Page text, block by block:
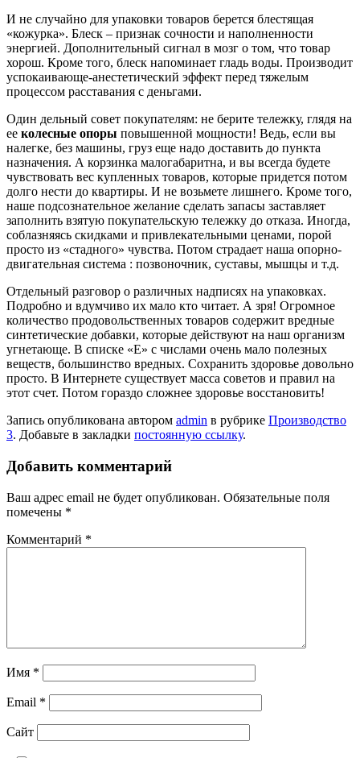
И не случайно для упаковки товаров берется блестящая
«кожурка». Блеск – признак сочности и наполненности
энергией. Дополнительный сигнал в мозг о том, что товар
хорош. Кроме того, блеск напоминает гладь воды. Производит
успокаивающе-анестетический эффект перед тяжелым
процессом расставания с деньгами.
Один дельный совет покупателям: не берите тележку, глядя на
ее колесные опоры повышенной мощности! Ведь, если вы
налегке, без машины, груз еще надо доставить до пункта
назначения. А корзинка малогабаритна, и вы всегда будете
чувствовать вес купленных товаров, которые придется потом
долго нести до квартиры. И не возьмете лишнего. Кроме того,
наше подсознательное желание сделать запасы заставляет
заполнить взятую покупательскую тележку до отказа. Иногда,
соблазняясь скидками и привлекательными ценами, порой
просто из «стадного» чувства. Потом страдает наша опорно-
двигательная система : позвоночник, суставы, мышцы и т.д.
Отдельный разговор о различных надписях на упаковках.
Подробно и вдумчиво их мало кто читает. А зря! Огромное
количество продовольственных товаров содержит вредные
синтетические добавки, которые действуют на наш организм
угнетающе. В списке «Е» с числами очень мало полезных
веществ, большинство вредных. Сохранить здоровье довольно
просто. В Интернете существует масса советов и правил на
этот счет. Потом гораздо сложнее здоровье восстановить!
Запись опубликована автором admin в рубрике Производство
3. Добавьте в закладки постоянную ссылку.
Добавить комментарий
Ваш адрес email не будет опубликован. Обязательные поля
помечены *
Комментарий *
Имя *
Email *
Сайт